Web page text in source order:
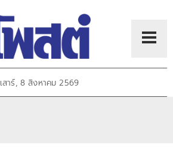
เสาร์, 8 สิงหาคม 2569